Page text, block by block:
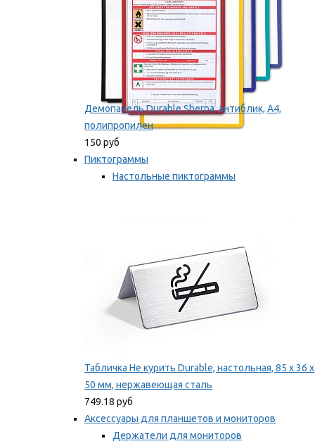
Демопанель Durable Sherpa, антиблик, А4,
полипропилен
150 руб
Пиктограммы
Настольные пиктограммы
Табличка Не курить Durable, настольная, 85 x 36 x
50 мм, нержавеющая сталь
749.18 руб
Аксессуары для планшетов и мониторов
Держатели для мониторов